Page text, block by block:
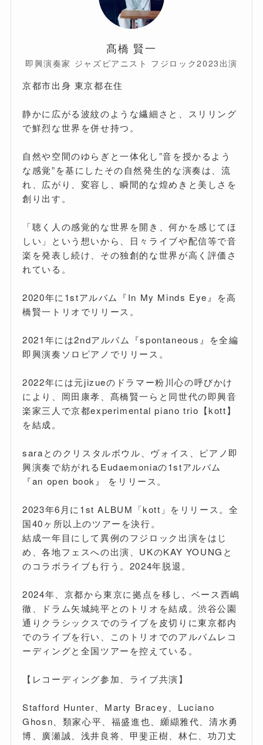
髙橋 賢一
即興演奏家 ジャズピアニスト フジロック2023出演
京都市出身 東京都在住
静かに広がる波紋のような繊細さと、スリリング
で鮮烈な世界を併せ持つ。
自然や空間のゆらぎと一体化し”音を授かるよう
な感覚”を基にしたその自然発生的な演奏は、流
れ、広がり、変容し、瞬間的な煌めきと美しさを
創り出す。
「聴く人の感覚的な世界を開き、何かを感じてほ
しい」という想いから、日々ライブや配信等で音
楽を発表し続け、その独創的な世界が高く評価さ
れている。
2020年に1stアルバム『In My Minds Eye』を高
橋賢一トリオでリリース。
2021年には2ndアルバム『spontaneous』を全編
即興演奏ソロピアノでリリース。
2022年には元jizueのドラマー粉川心の呼びかけ
により、岡田康孝、髙橋賢一らと同世代の即興音
楽家三人で京都experimental piano trio【kott】
を結成。
saraとのクリスタルボウル、ヴォイス、ピアノ即
興演奏で紡がれるEudaemoniaの1stアルバム
『an open book』 をリリース。
2023年6月に1st ALBUM「kott」をリリース。全
国40ヶ所以上のツアーを決行。
結成一年目にして異例のフジロック出演をはじ
め、各地フェスへの出演、UKのKAY YOUNGと
のコラボライブも行う。2024年脱退。
2024年、京都から東京に拠点を移し、ベース西嶋
徹、ドラム矢城純平とのトリオを結成。渋谷公園
通りクラシックスでのライブを皮切りに東京都内
でのライブを行い、このトリオでのアルバムレコ
ーディングと全国ツアーを控えている。
【レコーディング参加、ライブ共演】
Stafford Hunter、Marty Bracey、Luciano
Ghosn、類家心平、福盛進也、纐纈雅代、清水勇
博、廣瀬誠、浅井良将、甲斐正樹、林仁、功刀丈